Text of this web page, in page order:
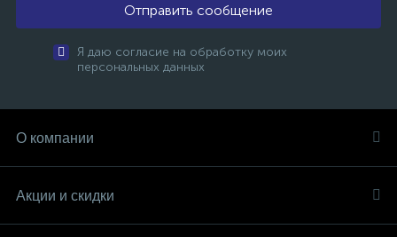
Отправить сообщение
Я даю согласие на обработку моих
персональных данных
О компании
Акции и скидки